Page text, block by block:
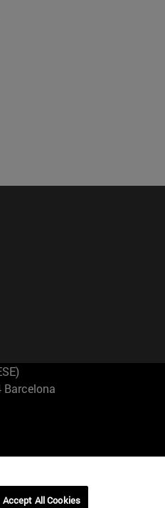
Barcelona
Accept All Cookies